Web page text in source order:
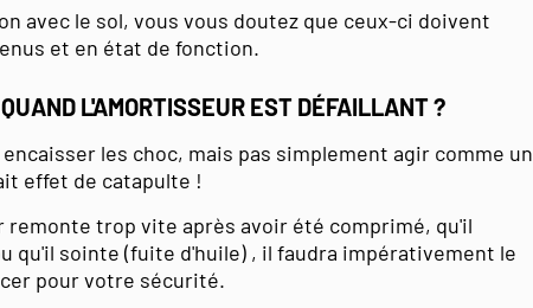
avec le sol, vous vous doutez que ceux-ci doivent
et en état de fonction.
L'AMORTISSEUR EST DÉFAILLANT ?
les choc, mais pas simplement agir comme un
effet de catapulte !
trop vite après avoir été comprimé, qu'il
qu'il sointe (fuite d'huile) , il faudra impérativement le
pour votre sécurité.